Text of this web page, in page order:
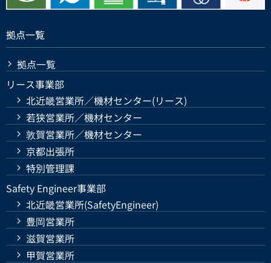
拠点一覧
拠点一覧
リース事業部
北近畿営業所／機材センター(リース)
若狭営業所／機材センター
敦賀営業所／機材センター
京都出張所
特別管理課
Safety Engineer事業部
北近畿営業所(SafetyEngineer)
豊岡営業所
滋賀営業所
甲賀営業所